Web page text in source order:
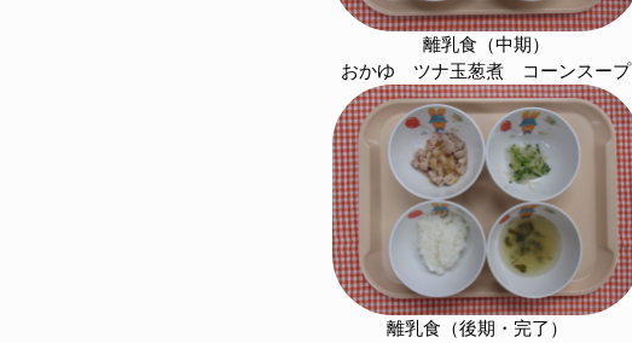
離乳食（中期）
おかゆ ツナ玉葱煮 コーンスープ
離乳食（後期・完了）